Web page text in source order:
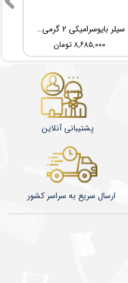
سیلر بایوسرامیکی 2 گرمی Root Dental Medical C-Root SP
۸,۶۸۵,۰۰۰ تومان
​​​​ارسال سریع به سراسر کشور
پشتیبانی آنلاین